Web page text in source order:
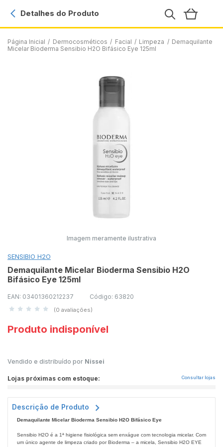
Página Inicial / Dermocosméticos / Facial / Limpeza / Demaquilante
Micelar Bioderma Sensibio H2O Bifásico Eye 125ml
Detalhes do Produto
Imagem meramente ilustrativa
SENSIBIO H2O
Demaquilante Micelar Bioderma Sensibio H2O
Bifásico Eye 125ml
EAN: 03401360212237 Código: 63820
(0 avaliações)
Produto indisponível
Vendido e distribuído por Nissei
Lojas próximas com estoque: Consultar lojas
Descrição de Produto
Demaquilante Micelar Bioderma Sensibio H2O Bifásico Eye
Sensibio H2O é a 1ª higiene fisiológica sem enxágue com tecnologia micelar. Com
um único agente de limpeza criado por Bioderma – a micela, Sensibio H2O EYE